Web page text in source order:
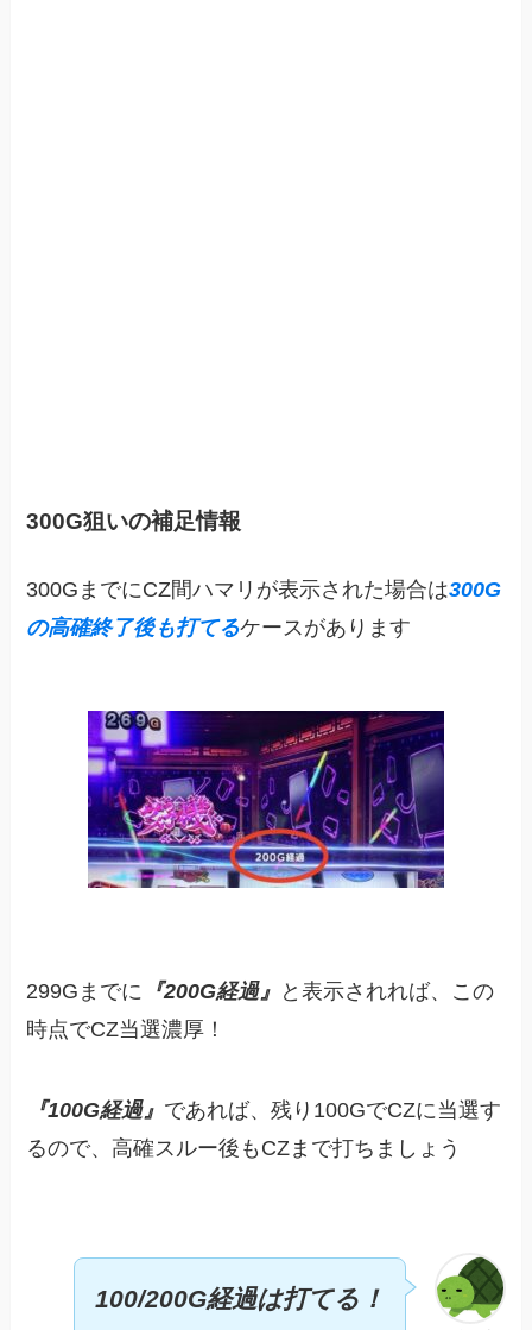
300G狙いの補足情報
300GまでにCZ間ハマリが表示された場合は300G
の高確終了後も打てるケースがあります
299Gまでに 『200G経過』 と表示されれば、この
時点でCZ当選濃厚！
『100G経過』 であれば、残り100GでCZに当選す
るので、高確スルー後もCZまで打ちましょう
100/200G経過は打てる！